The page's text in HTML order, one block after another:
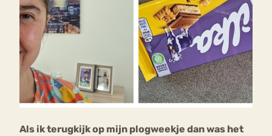
Als ik terugkijk op mijn plogweekje dan was het